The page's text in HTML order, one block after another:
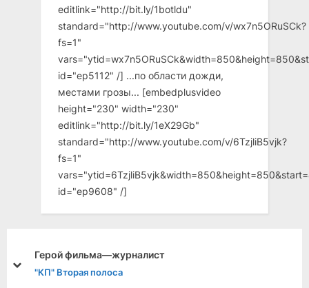
editlink="http://bit.ly/1botldu"
standard="http://www.youtube.com/v/wx7n5ORuSCk?
fs=1"
id="ep5112" /] ...по области дожди,
местами грозы... [embedplusvideo
height="230" width="230"
editlink="http://bit.ly/1eX29Gb"
standard="http://www.youtube.com/v/6TzjliB5vjk?
fs=1"
id="ep9608" /]
Спасибо, бригадир!
"КП" С первой страницы
prev
next